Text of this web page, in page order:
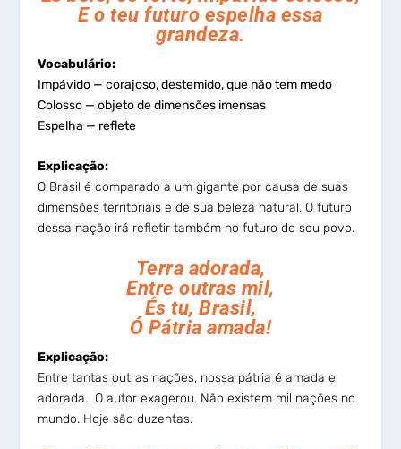
E o teu futuro espelha essa
grandeza.
Vocabulário:
Impávido — corajoso, destemido, que não tem medo
Colosso — objeto de dimensões imensas
Espelha — reflete
Explicação:
O Brasil é comparado a um gigante por causa de suas
dimensões territoriais e de sua beleza natural. O futuro
dessa nação irá refletir também no futuro de seu povo.
Terra adorada,
Entre outras mil,
És tu, Brasil,
Ó Pátria amada!
Explicação:
Entre tantas outras nações, nossa pátria é amada e
adorada. O autor exagerou. Não existem mil nações no
mundo. Hoje são duzentas.